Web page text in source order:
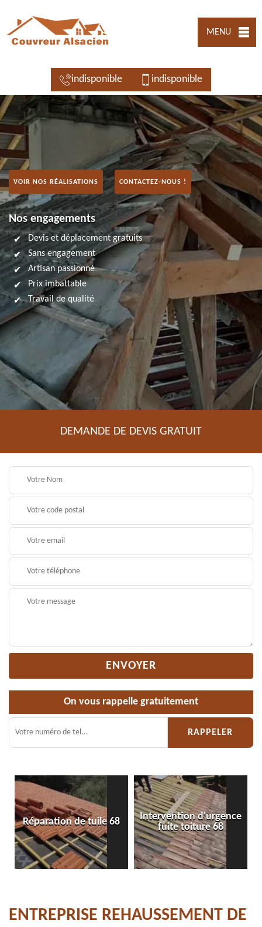
MENU
indisponible indisponible
VOIR NOS RÉALISATIONS CONTACTEZ-NOUS !
Nos engagements
Devis et déplacement gratuits
Sans engagement
Artisan passionné
Prix imbattable
Travail de qualité
DEMANDE DE DEVIS GRATUIT
On vous rappelle gratuitement
Réparation de tuile 68
Intervention d'urgence
fuite toiture 68
ENTREPRISE REHAUSSEMENT DE